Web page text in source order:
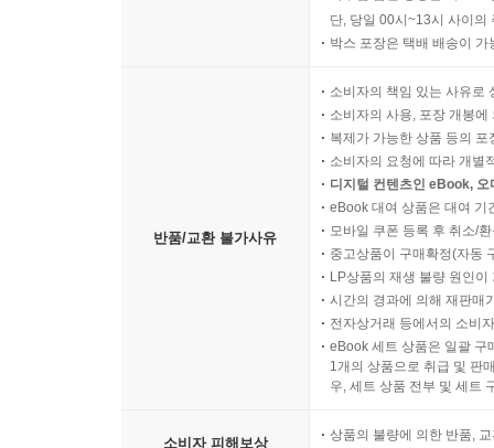
단, 당일 00시~13시 사이의
박스 포장은 택배 배송이
반품/교환 불가사유
소비자의 책임 있는 사유로
소비자의 사용, 포장 개봉
복제가 가능한 상품 등의
소비자의 요청에 따라 개별
디지털 컨텐츠인 eBook,
eBook 대여 상품은 대여 기
모바일 쿠폰 등록 후 취소/
중고상품이 구매확정(자동
LP상품의 재생 불량 원인
시간의 경과에 의해 재판매
전자상거래 등에서의 소비
eBook 세트 상품은 일괄 구
1개의 상품으로 취급 및 판
우, 세트 상품 전부 및 세트
소비자 피해보상
상품의 불량에 의한 반품,